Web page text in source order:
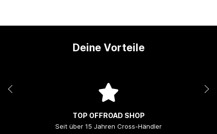
Deine Vorteile
TOP OFFROAD SHOP
Seit über 15 Jahren Cross-Händler